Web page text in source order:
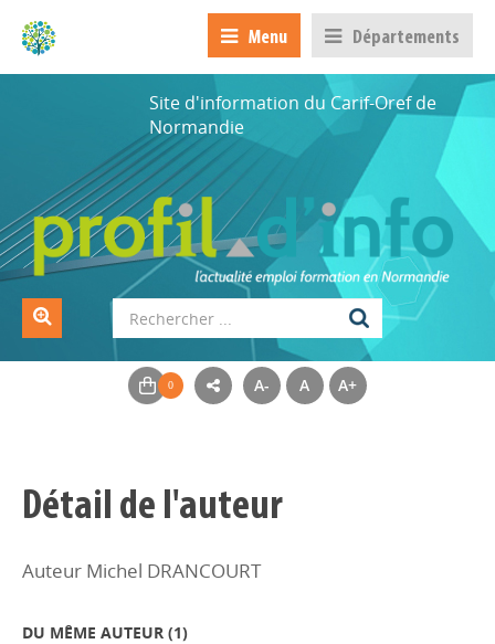
Menu Départements
Site d'information du Carif-Oref de
Normandie
A- A A+
Détail de l'auteur
Auteur Michel DRANCOURT
DU MÊME AUTEUR (1)